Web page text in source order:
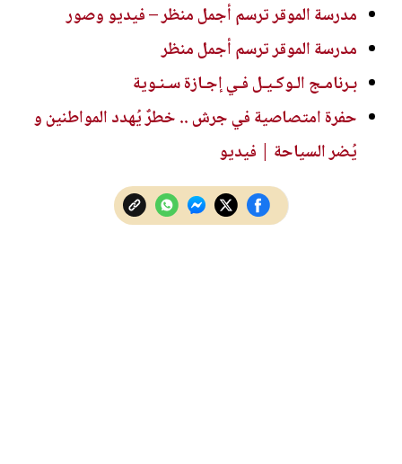
مدرسة الموقر ترسم أجمل منظر – فيديو وصور
مدرسة الموقر ترسم أجمل منظر
بـرنامـج الـوكـيـل فـي إجـازة سـنـوية
حفرة امتصاصية في جرش .. خطرٌ يُهدد المواطنين و
يُضر السياحة | فيديو